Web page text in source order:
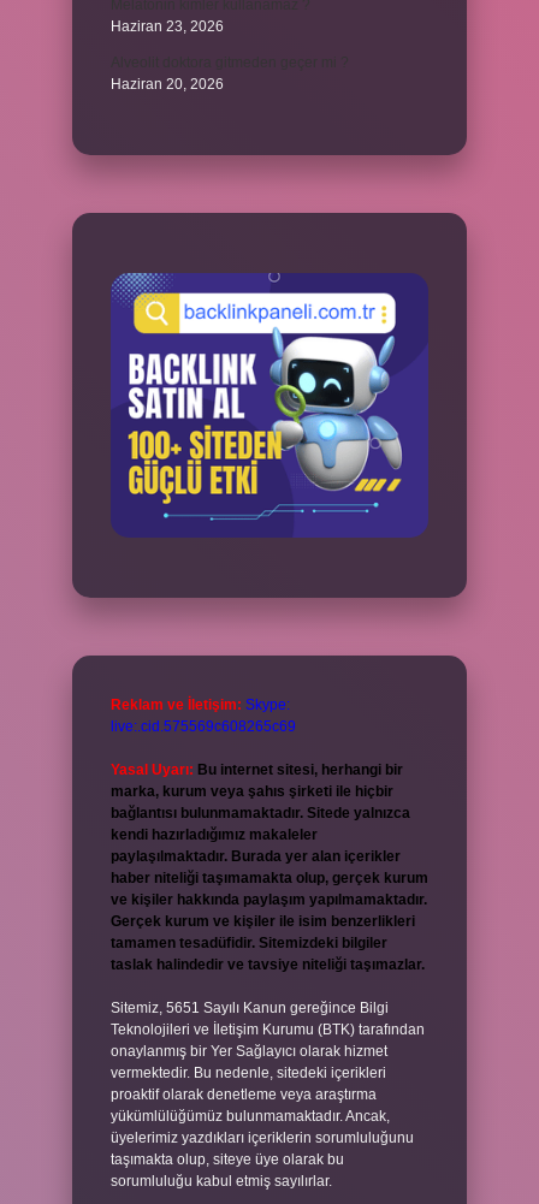
Haziran 23, 2026
Haziran 20, 2026
Reklam ve İletişim: Skype:
live:.cid.575569c608265c69
Yasal Uyarı: Bu internet sitesi, herhangi bir
marka, kurum veya şahıs şirketi ile hiçbir
bağlantısı bulunmamaktadır. Sitede yalnızca
kendi hazırladığımız makaleler
paylaşılmaktadır. Burada yer alan içerikler
haber niteliği taşımamakta olup, gerçek kurum
ve kişiler hakkında paylaşım yapılmamaktadır.
Gerçek kurum ve kişiler ile isim benzerlikleri
tamamen tesadüfidir. Sitemizdeki bilgiler
taslak halindedir ve tavsiye niteliği taşımazlar.
Sitemiz, 5651 Sayılı Kanun gereğince Bilgi
Teknolojileri ve İletişim Kurumu (BTK) tarafından
onaylanmış bir Yer Sağlayıcı olarak hizmet
vermektedir. Bu nedenle, sitedeki içerikleri
proaktif olarak denetleme veya araştırma
yükümlülüğümüz bulunmamaktadır. Ancak,
üyelerimiz yazdıkları içeriklerin sorumluluğunu
taşımakta olup, siteye üye olarak bu
sorumluluğu kabul etmiş sayılırlar.